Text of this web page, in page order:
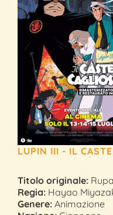
LUPIN III - IL
Titolo originale:
Regia: Hayao
Genere: Animazione